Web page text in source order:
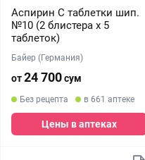
Аспирин С таблетки шип.
№10 (2 блистера х 5
таблеток)
Байер (Германия)
от24 700сум
Без рецепта в 661 аптеке
Цены в аптеках